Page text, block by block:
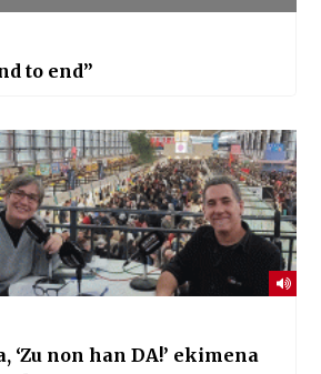
to end”
‘Zu non han DA!’ ekimena